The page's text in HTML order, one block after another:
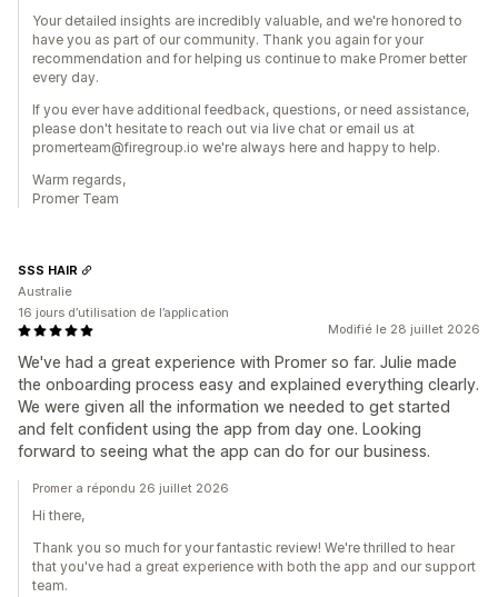
Your detailed insights are incredibly valuable, and we're honored to
have you as part of our community. Thank you again for your
recommendation and for helping us continue to make Promer better
every day.
If you ever have additional feedback, questions, or need assistance,
please don't hesitate to reach out via live chat or email us at
promerteam@firegroup.io we're always here and happy to help.
Warm regards,
Promer Team
Modifié le 28 juillet 2026
We've had a great experience with Promer so far. Julie made
the onboarding process easy and explained everything clearly.
We were given all the information we needed to get started
and felt confident using the app from day one. Looking
forward to seeing what the app can do for our business.
SSS HAIR
Australie
16 jours d’utilisation de l’application
Promer a répondu 26 juillet 2026
Hi there,
Thank you so much for your fantastic review! We're thrilled to hear
that you've had a great experience with both the app and our support
team.